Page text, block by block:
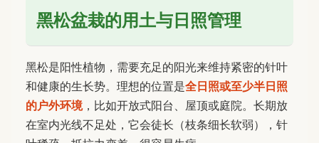
黑松盆栽的用土与日照管理
黑松是阳性植物，需要充足的阳光来维持紧密的针叶
和健康的生长势。理想的位置是全日照或至少半日照
的户外环境，比如开放式阳台、屋顶或庭院。长期放
在室内光线不足处，它会徒长（枝条细长软弱），针